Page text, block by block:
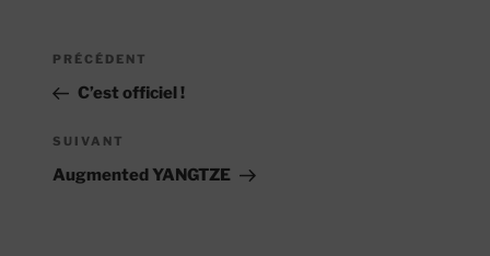
Navigation
l’article
Article
précédent
PRÉCÉDENT
C’est officiel !
Article
suivant
SUIVANT
Augmented YANGTZE